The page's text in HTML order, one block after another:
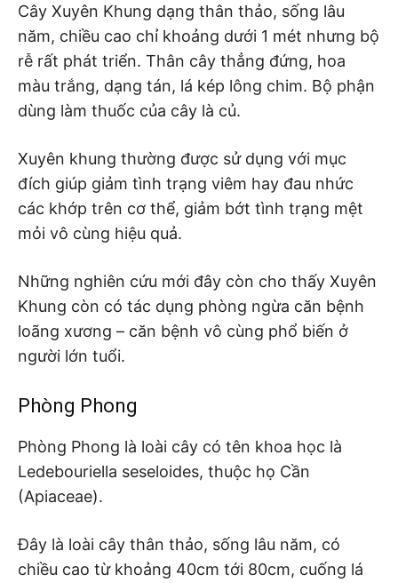
Cây Xuyên Khung dạng thân thảo, sống lâu
năm, chiều cao chỉ khoảng dưới 1 mét nhưng bộ
rễ rất phát triển. Thân cây thẳng đứng, hoa
màu trắng, dạng tán, lá kép lông chim. Bộ phận
dùng làm thuốc của cây là củ.
Xuyên khung thường được sử dụng với mục
đích giúp giảm tình trạng viêm hay đau nhức
các khớp trên cơ thể, giảm bớt tình trạng mệt
mỏi vô cùng hiệu quả.
Những nghiên cứu mới đây còn cho thấy Xuyên
Khung còn có tác dụng phòng ngừa căn bệnh
loãng xương – căn bệnh vô cùng phổ biến ở
người lớn tuổi.
Phòng Phong
Phòng Phong là loài cây có tên khoa học là
Ledebouriella seseloides, thuộc họ Cần
(Apiaceae).
Đây là loài cây thân thảo, sống lâu năm, có
chiều cao từ khoảng 40cm tới 80cm, cuống lá